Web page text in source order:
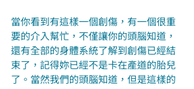
當你看到有這樣一個創傷，有一個很重
要的介入幫忙，不僅讓你的頭腦知道，
還有全部的身體系統了解到創傷已經結
束了，記得妳已經不是卡在產道的胎兒
了。當然我們的頭腦知道，但是這樣的